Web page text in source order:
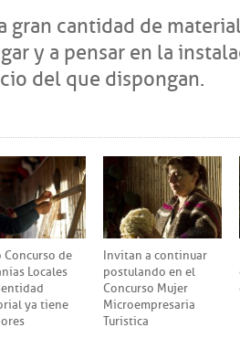
gran cantidad de
y a pensar en la
del que dispongan.
Concurso de
Locales
ya tiene
Invitan a continuar
postulando en el
Concurso Mujer
Microempresaria
Turística